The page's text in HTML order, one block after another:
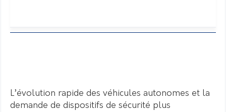
L’évolution rapide des véhicules autonomes et la
demande de dispositifs de sécurité plus